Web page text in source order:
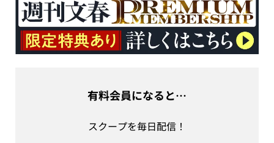
有料会員になると…
スクープを毎日配信！